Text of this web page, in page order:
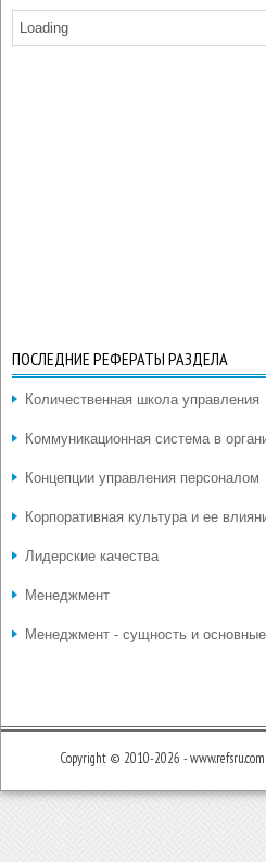
Loading
ПОСЛЕДНИЕ РЕФЕРАТЫ РАЗДЕЛА
Количественная школа управления
Коммуникационная система в
Концепции управления персоналом
Корпоративная культура и ее
Лидерские качества
Менеджмент
Менеджмент - сущность и основные
Copyright © 2010-2026 -